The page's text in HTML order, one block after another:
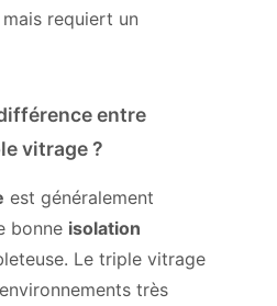
requiert un
entre
vitrage ?
est généralement
bonne isolation
Le triple vitrage
très